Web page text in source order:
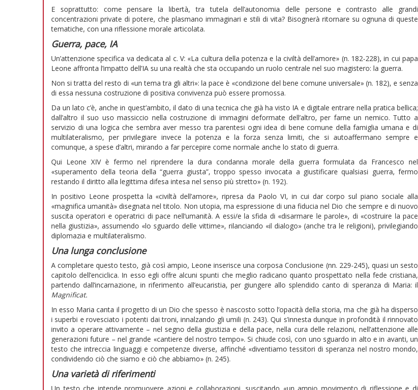
E soprattutto: come pensare la libertà, tra tutela dell’autonomia delle persone e contrasto alle grandi
concentrazioni private di potere, che plasmano immaginari e stili di vita? Bisognerà ritornare su ognuna di queste
tematiche, con una riflessione morale articolata.
Guerra, pace, IA
Un’attenzione specifica va dedicata al c. V: «La cultura della potenza e la civiltà dell’amore» (n. 182-228), in cui papa
Leone affronta l’impatto dell’IA su una realtà che sta occupando un ruolo centrale nel suo magistero: la guerra.
Non si tratta del resto di «un tema tra gli altri»: la pace è «condizione del bene comune universale» (n. 182), e senza
di essa nessuna costruzione di positiva convivenza può essere promossa.
Da un lato c’è, anche in quest’ambito, il dato di una tecnica che già ha visto IA e digitale entrare nella pratica bellica;
dall’altro il suo uso massiccio nella costruzione di immagini deformate dell’altro, per farne un nemico. Tutto a
servizio di una logica che sembra aver messo tra parentesi ogni idea di bene comune della famiglia umana e di
multilateralismo, per privilegiare invece la potenza e la forza senza limiti, che si autoaffermano sempre e
comunque, a spese d’altri, mirando a far percepire come normale anche lo stato di guerra.
Qui Leone XIV è fermo nel riprendere la dura condanna morale della guerra formulata da Francesco nel
«superamento della teoria della “guerra giusta”, troppo spesso invocata a giustificare qualsiasi guerra, fermo
restando il diritto alla legittima difesa intesa nel senso più stretto» (n. 192).
In positivo Leone prospetta la «civiltà dell’amore», ripresa da Paolo VI, in cui dar corpo sul piano sociale alla
«magnifica umanità» disegnata nel titolo. Non utopia, ma espressione di una fiducia nel Dio che sempre e di nuovo
suscita operatori e operatrici di pace nell’umanità. A essi/e la sfida di «disarmare le parole», di «costruire la pace
nella giustizia», assumendo «lo sguardo delle vittime», rilanciando «il dialogo» (anche tra le religioni), privilegiando
diplomazia e multilateralismo.
Una lunga conclusione
A completare questo testo, già così ampio, Leone inserisce una corposa Conclusione (nn. 229-245), quasi un sesto
capitolo dell’enciclica. In esso egli offre alcuni spunti che meglio radicano quanto prospettato nella fede cristiana,
partendo dall’incarnazione, in riferimento all’eucaristia, per giungere allo splendido canto di speranza di Maria: il
Magnificat.
In esso Maria canta il progetto di un Dio che spesso è nascosto sotto l’opacità della storia, ma che già ha disperso
i superbi e rovesciato i potenti dai troni, innalzando gli umili (n. 243). Qui s’innesta dunque in profondità il rinnovato
invito a operare attivamente – nel segno della giustizia e della pace, nella cura delle relazioni, nell’attenzione alle
generazioni future – nel grande «cantiere del nostro tempo». Si chiude così, con uno sguardo in alto e in avanti, un
testo che intreccia linguaggi e competenze diverse, affinché «diventiamo tessitori di speranza nel nostro mondo,
condividendo ciò che siamo e ciò che abbiamo» (n. 245).
Una varietà di riferimenti